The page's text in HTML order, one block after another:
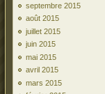
septembre 2015
août 2015
juillet 2015
juin 2015
mai 2015
avril 2015
mars 2015